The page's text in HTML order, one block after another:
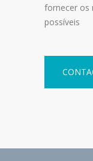
fornecer os
possíveis